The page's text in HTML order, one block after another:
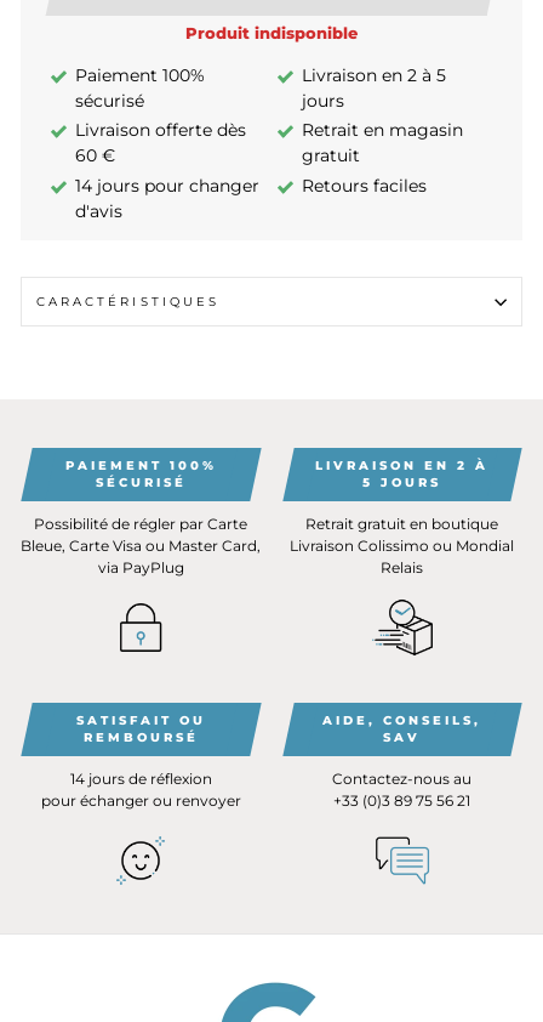
Produit indisponible
Paiement 100%
sécurisé
Livraison en 2 à 5
jours
Livraison offerte dès
60 €
Retrait en magasin
gratuit
14 jours pour changer
d'avis
Retours faciles
CARACTÉRISTIQUES
PAIEMENT 100%
SÉCURISÉ
Possibilité de régler par Carte
Bleue, Carte Visa ou Master Card,
via PayPlug
LIVRAISON EN 2 À
5 JOURS
Retrait gratuit en boutique
Livraison Colissimo ou Mondial
Relais
SATISFAIT OU
REMBOURSÉ
14 jours de réflexion
pour échanger ou renvoyer
AIDE, CONSEILS,
SAV
Contactez-nous au
+33 (0)3 89 75 56 21